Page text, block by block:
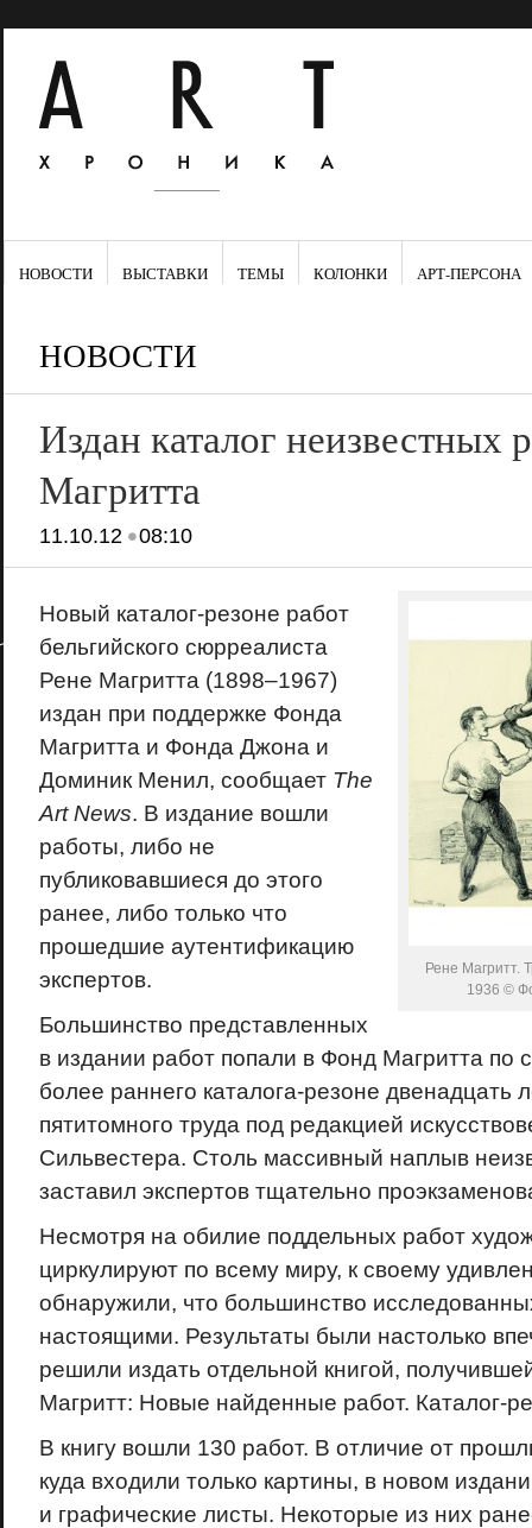
НОВОСТИ ВЫСТАВКИ ТЕМЫ КОЛОНКИ АРТ-ПЕРСОНА
НОВОСТИ
Издан каталог неизвестных
Магритта
11.10.12•08:10
Рене Магритт.
1936 ©
Новый каталог-резоне работ
бельгийского сюрреалиста
Рене Магритта (1898–1967)
издан при поддержке Фонда
Магритта и Фонда Джона и
Доминик Менил, сообщает The
Art News. В издание вошли
работы, либо не
публиковавшиеся до этого
ранее, либо только что
прошедшие аутентификацию
экспертов.
Большинство представленных
в издании работ попали в Фонд Магритта по
более раннего каталога-резоне двенадцать
пятитомного труда под редакцией
Сильвестера. Столь массивный наплыв
заставил экспертов тщательно
Несмотря на обилие поддельных работ
циркулируют по всему миру, к своему
обнаружили, что большинство
настоящими. Результаты были настолько
решили издать отдельной книгой,
Магритт: Новые найденные работ. Каталог-
В книгу вошли 130 работ. В отличие от
куда входили только картины, в новом
и графические листы. Некоторые из них